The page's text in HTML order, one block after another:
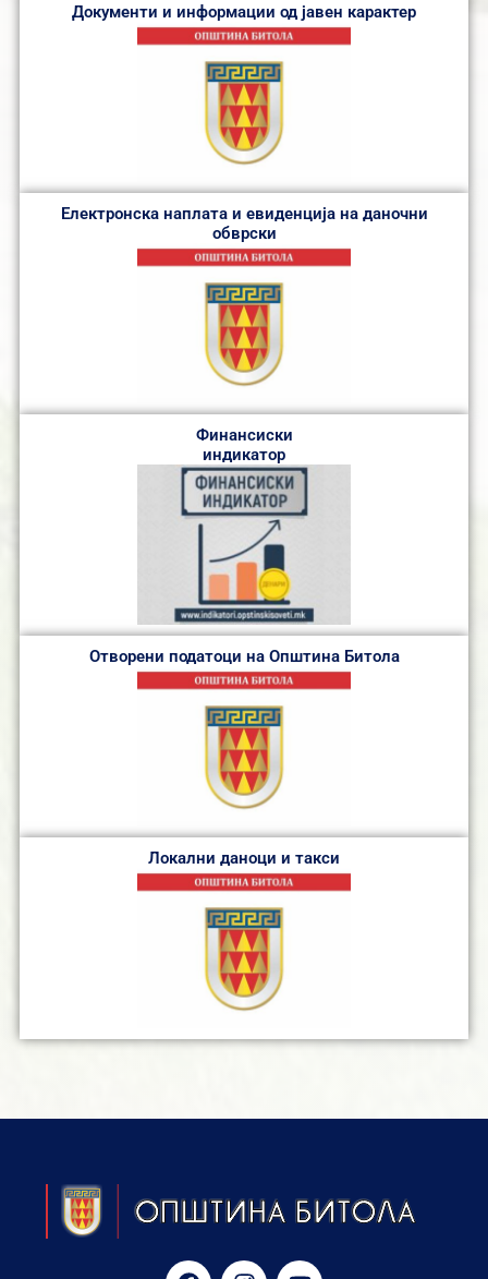
Документи и информации од јавен карактер
Електронска наплата и евиденција на даночни
обврски
Финансиски
индикатор
Отворени податоци на Општина Битола
Локални даноци и такси
F I Y